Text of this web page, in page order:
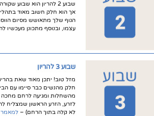
שבוע 2 להריון הוא שבוע
אך הוא חלק חשוב מאוד בתהליך
הגוף שלך מתאושש מסיום
עצמו, ובנוסף מתכונן מעכשיו
שבוע 3 להריון
חלק מהנשים כבר סיימו עם
לזרע, הזרע הראשון שמצליח
לא קלה בתוך הרחם) –